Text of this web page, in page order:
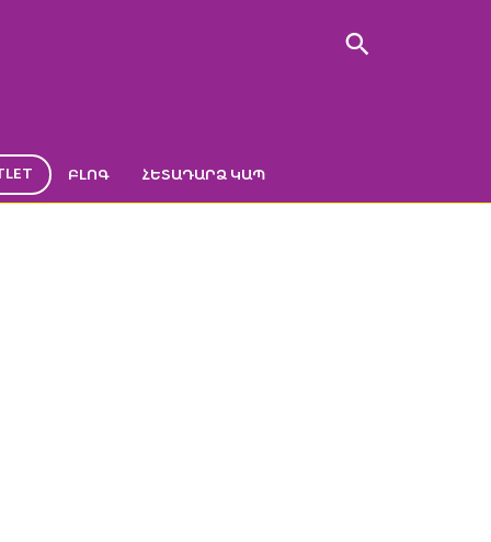
ԲԼՈԳ ՀԵՏԱԴԱՐՁ ԿԱՊ